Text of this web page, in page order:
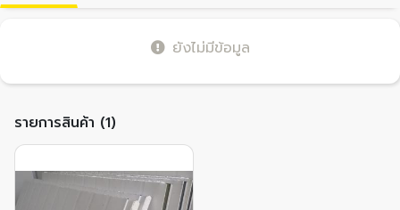
ยังไม่มีข้อมูล
รายการสินค้า (1)